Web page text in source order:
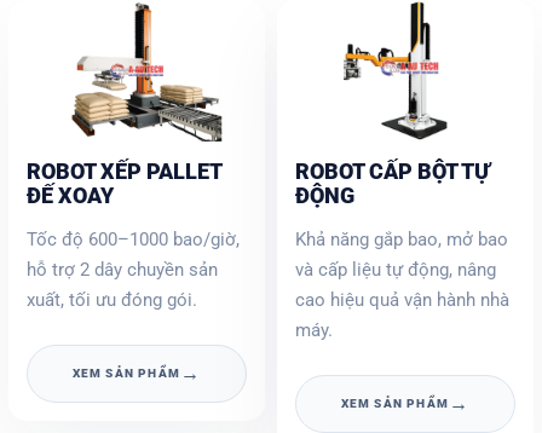
ROBOT XẾP PALLET
ĐẾ XOAY
Tốc độ 600–1000 bao/giờ,
hỗ trợ 2 dây chuyền sản
xuất, tối ưu đóng gói.
XEM SẢN PHẨM →
ROBOT CẤP BỘT TỰ
ĐỘNG
Khả năng gắp bao, mở bao
và cấp liệu tự động, nâng
cao hiệu quả vận hành nhà
máy.
XEM SẢN PHẨM →